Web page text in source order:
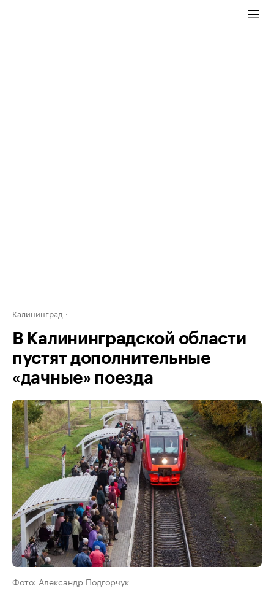
Калининград
В Калининградской области
пустят дополнительные
«дачные» поезда
Фото: Александр Подгорчук